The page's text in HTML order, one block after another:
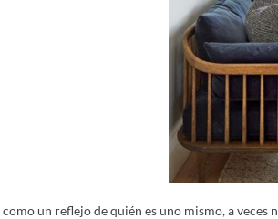
un reflejo de quién es uno mismo, a